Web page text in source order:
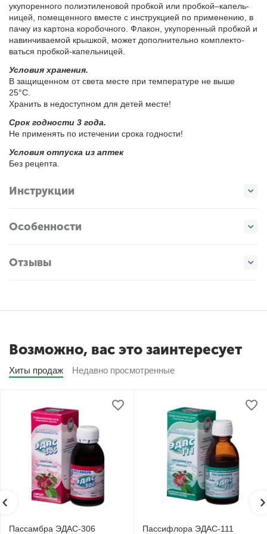
уку­по­рен­но­го по­ли­эти­ле­но­вой проб­кой или проб­кой–­ка­пель­
ни­цей, по­ме­щен­но­го вме­сте с ин­струк­ци­ей по при­ме­не­нию, в
пач­ку из кар­то­на ко­ро­боч­но­го. Фла­кон, уку­по­рен­ный проб­кой и
на­вин­чи­ва­е­мой крыш­кой, мо­жет до­пол­ни­тель­но ком­плек­то­
вать­ся проб­кой-ка­пель­ни­цей.
Усло­вия хра­не­ния.
В за­щи­щен­ном от све­та ме­сте при тем­пе­ра­ту­ре не вы­ше
25°С.
Хра­нить в не­до­ступ­ном для де­тей ме­сте!
Срок год­но­сти 3 го­да.
Не при­ме­нять по ис­те­че­нии сро­ка год­но­сти!
Усло­вия от­пус­ка из ап­тек
Без ре­цеп­та.
Инструкции
Особенности
Отзывы
Возможно, вас это заинтересует
Хиты продаж Недавно просмотренные
Пассамбра ЭДАС-306 Пассифлора ЭДАС-111